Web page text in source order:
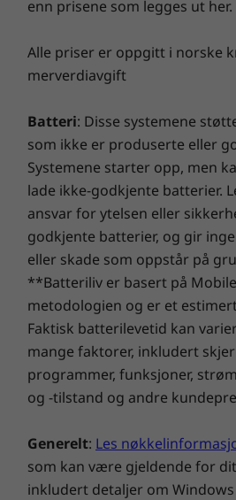
Bygd og testet for
militære spesifikasjoner og
kvalitetskontroller for å
fungerer under ekstreme
bevist at den tåler alle
fra den arktiske villmarka til
ørkenen, fra ekstreme
vibrasjoner og støt.
Praktisk og konfigurerbar
M70q tilbyr ekstern start og
uavhengige skjermer. Fire
hurtigladingskapasitet, og
porter og alternativer for
enheter. Sporene og
konfigurere den slik du vil,
tilgang gjør det enkelt å
kan vokse med bedriften.
enn prisene som legges ut her.
Alle priser er oppgitt i norske
merverdiavgift
Batteri: Disse systemene
som ikke er produserte eller
Systemene starter opp, men
lade ikke-godkjente batterier.
ansvar for ytelsen eller
godkjente batterier, og gir
eller skade som oppstår på
**Batteriliv er basert på
metodologien og er et
Faktisk batterilevetid kan
mange faktorer, inkludert
programmer, funksjoner,
og -tilstand og andre
Generelt: Les
som kan være gjeldende for
inkludert detaljer om